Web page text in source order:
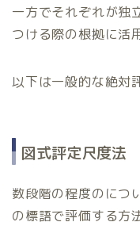
一方でそれぞれが独
つける際の根拠に活
以下は一般的な絶対
図式評定尺度法
数段階の程度のにつ
の標語で評価する方